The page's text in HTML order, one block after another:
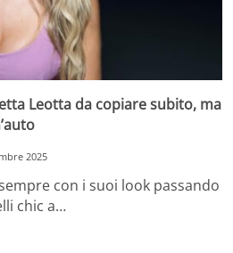
Leotta da copiare subito, ma
2025
con i suoi look passando
chic a…